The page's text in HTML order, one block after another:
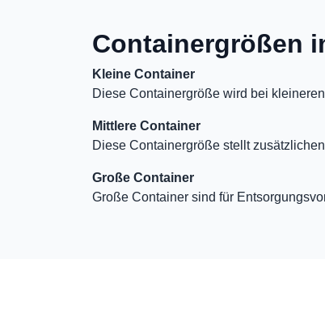
Containergrößen
Kleine Container
Diese Containergröße wird bei
Mittlere Container
Diese Containergröße stellt
Große Container
Große Container sind für